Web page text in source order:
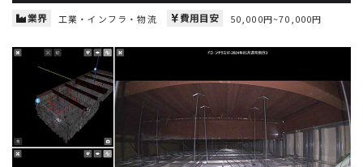
業界 工業・インフラ・物流 費用目安 50,000円~70,000円